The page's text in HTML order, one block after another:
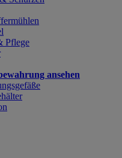
Pflege
ansehen